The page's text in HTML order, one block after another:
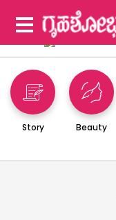
Story Beauty